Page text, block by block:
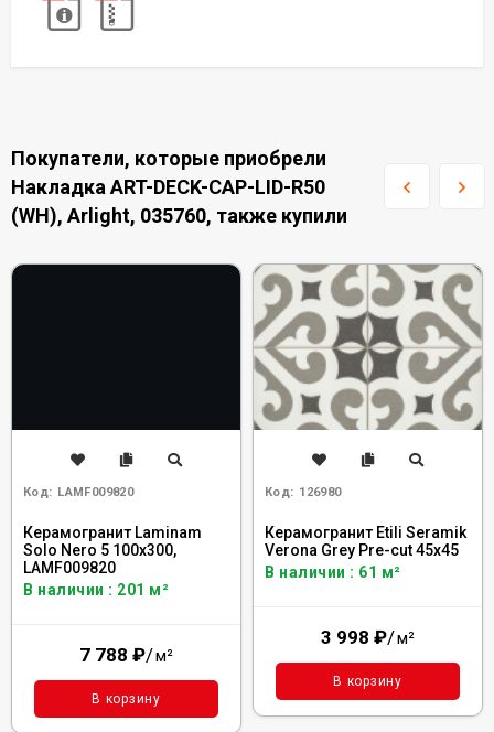
Покупатели, которые приобрели
Накладка ART-DECK-CAP-LID-R50
(WH), Arlight, 035760, также купили
Код: LAMF009820
Керамогранит Laminam
Solo Nero 5 100x300,
LAMF009820
В наличии : 201 м²
7 788 ₽/м²
В корзину
Код: 126980
Керамогранит Etili Seramik
Verona Grey Pre-cut 45x45
В наличии : 61 м²
3 998 ₽/м²
В корзину